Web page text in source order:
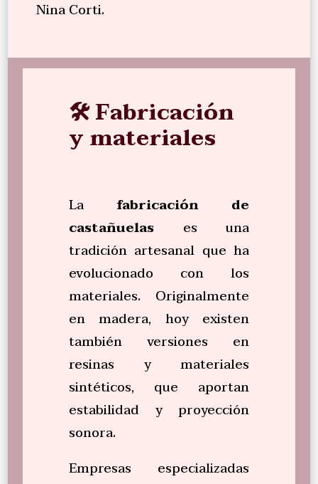
Nina Corti.
🛠️ Fabricación
y materiales
La fabricación de
castañuelas es una
tradición artesanal que ha
evolucionado con los
materiales. Originalmente
en madera, hoy existen
también versiones en
resinas y materiales
sintéticos, que aportan
estabilidad y proyección
sonora.
Empresas especializadas